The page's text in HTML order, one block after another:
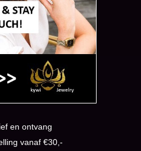
en ontvang
vanaf €30,-